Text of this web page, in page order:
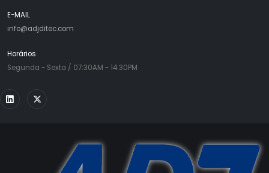
E-MAIL
info@adjditec.com
Horários
Segunda - Sexta / 07:30AM - 14:30PM